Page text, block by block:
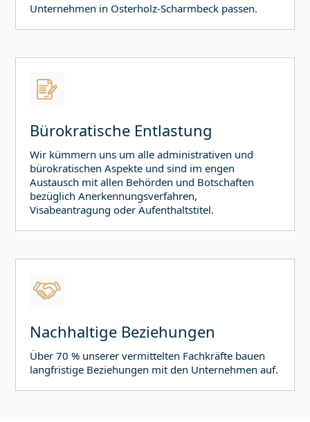
Unternehmen in Osterholz-Scharmbeck passen.
Bürokratische Entlastung
Wir kümmern uns um alle administrativen und
bürokratischen Aspekte und sind im engen
Austausch mit allen Behörden und Botschaften
bezüglich Anerkennungsverfahren,
Visabeantragung oder Aufenthaltstitel.
Nachhaltige Beziehungen
Über 70 % unserer vermittelten Fachkräfte bauen
langfristige Beziehungen mit den Unternehmen auf.